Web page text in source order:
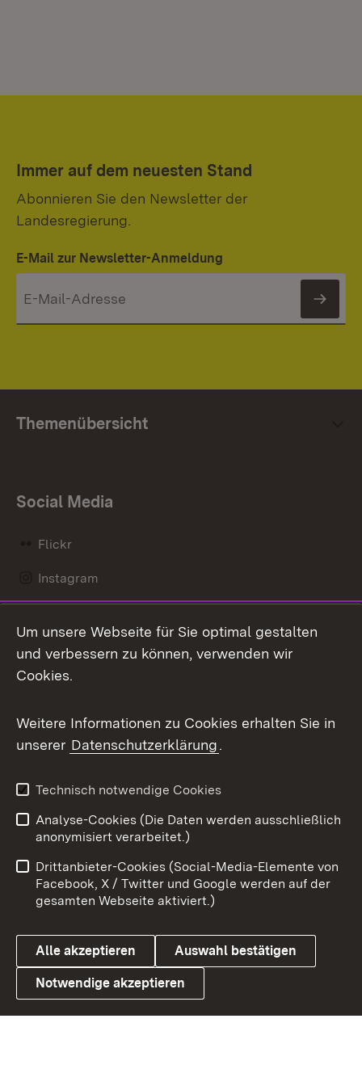
Immer auf dem neuesten Stand
Abonnieren Sie den Newsletter der
Landesregierung.
E-Mail zur Newsletter-Anmeldung
Themenübersicht
Social Media
Flickr
Instagram
Mastodon
Messenger
Social Wall
X / Twitter
Youtube
Link zum Landesportal
Benutzungshinweise
Barrierefreiheit
Datenschutz
Cookies
Um unsere Webseite für Sie optimal gestalten
und verbessern zu können, verwenden wir
Cookies.
Weitere Informationen zu Cookies erhalten Sie in
unserer Datenschutzerklärung.
Technisch notwendige Cookies
Analyse-Cookies (Die Daten werden ausschließlich
anonymisiert verarbeitet.)
Drittanbieter-Cookies (Social-Media-Elemente von
Facebook, X / Twitter und Google werden auf der
gesamten Webseite aktiviert.)
Alle akzeptieren Auswahl bestätigen
Notwendige akzeptieren